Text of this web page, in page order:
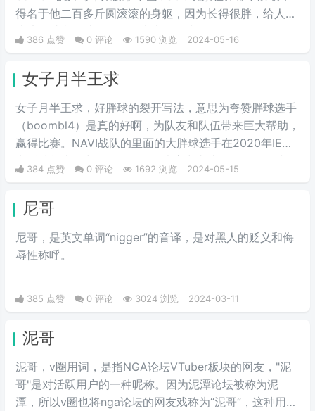
得名于他二百多斤圆滚滚的身躯，因为长得很胖，给人圆
386 点赞 0 评论 1590 浏览 2024-05-16
女子月半王求
女子月半王求，好胖球的裂开写法，意思为夸赞胖球选手
（boombl4）是真的好啊，为队友和队伍带来巨大帮助，
赢得比赛。NAVI战队的里面的大胖球选手在2020年IEM
卡托维兹比赛中超级发挥，在决赛中直接化身邪恶胖球，
带领NAVI战队战胜A队和G2，夺得冠军。
384 点赞 0 评论 1692 浏览 2024-05-15
尼哥
尼哥，是英文单词“nigger”的音译，是对黑人的贬义和侮
辱性称呼。
385 点赞 0 评论 3024 浏览 2024-03-11
泥哥
泥哥，v圈用词，是指NGA论坛VTuber板块的网友，"泥
哥"是对活跃用户的一种昵称。因为泥潭论坛被称为泥
潭，所以v圈也将nga论坛的网友戏称为“泥哥”，这种用法